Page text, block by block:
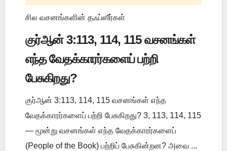
சில வசனங்களின் தஃப்ஸீர்கள்
குர்ஆன் 3:113, 114, 115 வசனங்கள்
எந்த வேதக்காரர்களைப் பற்றி
பேசுகிறது?
குர்ஆன் 3:113, 114, 115 வசனங்கள் எந்த
வேதக்காரர்களைப் பற்றி பேசுகிறது? 3, 113, 114, 115
— மூன்று வசனங்கள் எந்த வேதக்காரர்களைப்
(People of the Book) பற்றிப் பேசுகின்றன? அவை ...